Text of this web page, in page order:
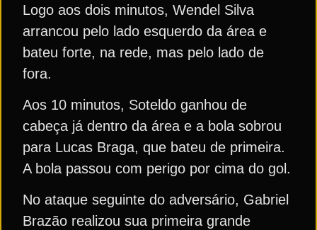
Logo aos dois minutos, Wendel Silva
arrancou pelo lado esquerdo da área e
bateu forte, na rede, mas pelo lado de
fora.
Aos 10 minutos, Soteldo ganhou de
cabeça já dentro da área e a bola sobrou
para Lucas Braga, que bateu de primeira.
A bola passou com perigo por cima do gol.
No ataque seguinte do adversário, Gabriel
Brazão realizou sua primeira grande